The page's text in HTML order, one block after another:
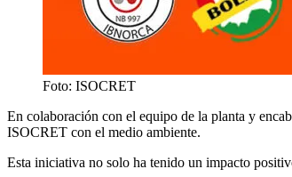
Foto: ISOCRET
En colaboración con el equipo de la planta y
ISOCRET con el medio ambiente.
Esta iniciativa no solo ha tenido un impacto